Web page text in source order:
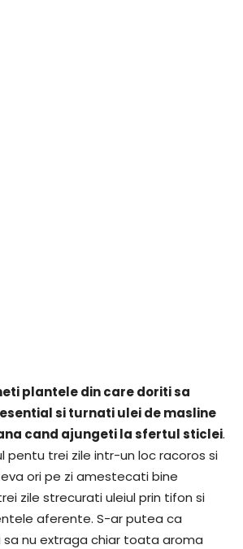
plantele din care doriti sa
si turnati ulei de masline
cand ajungeti la sfertul sticlei.
pentu trei zile intr-un loc racoros si
ori pe zi amestecati bine
zile strecurati uleiul prin tifon si
aferente. S-ar putea ca
nu extraga chiar toata aroma